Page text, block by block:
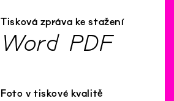
Tisková zpráva ke stažení
Word PDF
Foto v tiskové kvalitě